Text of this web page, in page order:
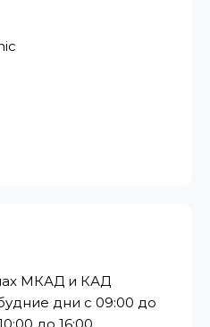
МКАД и КАД
дни с 09:00 до